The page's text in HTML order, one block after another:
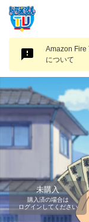
Amazon Fire
について
未購入
購入済の場合は
ログインしてください